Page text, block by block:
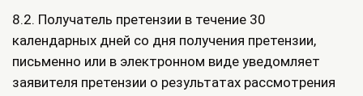
8.2. Получатель претензии в течение 30
календарных дней со дня получения претензии,
письменно или в электронном виде уведомляет
заявителя претензии о результатах рассмотрения